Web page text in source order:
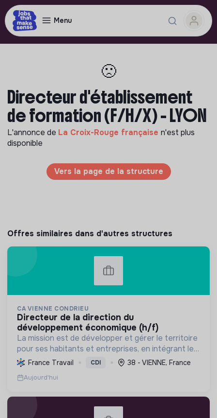
Menu
🙁
Directeur d'établissement
de formation (F/H/X) - LYON
L'annonce de La Croix-Rouge française n'est plus
disponible
Vers la page de la structure
Offres similaires dans d'autres structures
CA VIENNE CONDRIEU
directeur de la direction du
développement économique (h/f)
La mission est de développer et gérer le territoire
pour ses habitants et entreprises, en intégrant le
développement économique, l'environnement et
l'action sociale, avec un fort engagement pour la
tr...
France Travail CDI 38 - VIENNE, France
Aujourd'hui